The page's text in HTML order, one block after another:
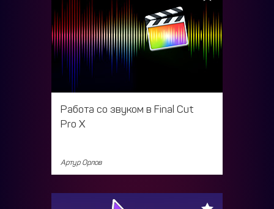
Работа со звуком в Final Cut
Pro X
Артур Орлов